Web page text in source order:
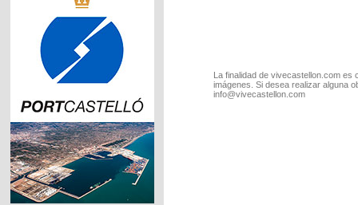
La finalidad de vivecastellon.com
imágenes. Si desea realizar alguna
info@vivecastellon.com